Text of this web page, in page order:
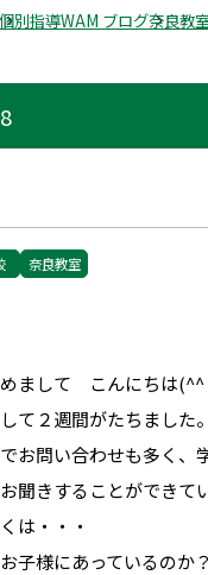
個別指導WAM ブログ奈良教
奈良教室
まして こんにちは
て２週間がたちました。
お問い合わせも多く、
聞きすることができて
は・・・
子様にあっているのか？